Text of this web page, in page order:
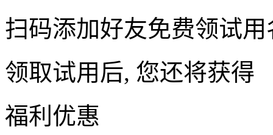
扫码添加好友免费领试用
领取试用后, 您还将获得
福利优惠